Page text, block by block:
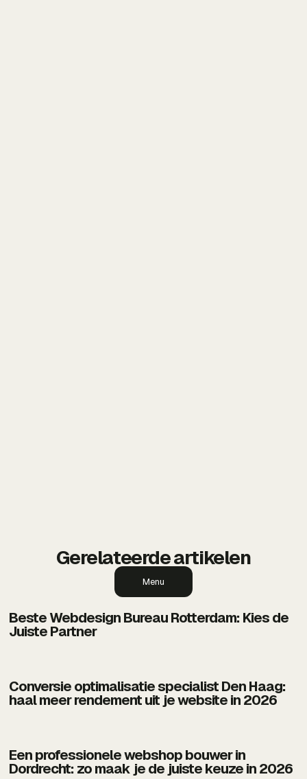
Beste Webdesign Bureau Rotterdam: Kies de
Juiste Partner
Conversie optimalisatie specialist Den Haag:
haal meer rendement uit je website in 2026
Een professionele webshop bouwer in
Dordrecht: zo maak je de juiste keuze in 2026
Gerelateerde artikelen
Menu